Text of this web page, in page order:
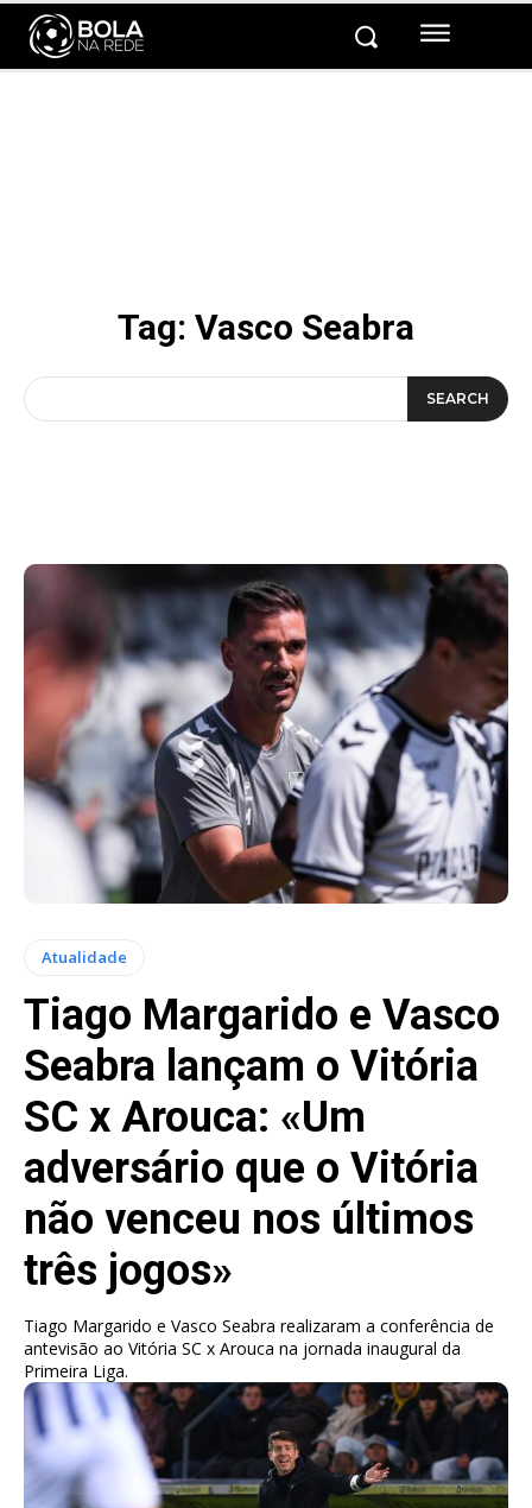
Tag: Vasco Seabra
SEARCH
Atualidade
Tiago Margarido e Vasco
Seabra lançam o Vitória
SC x Arouca: «Um
adversário que o Vitória
não venceu nos últimos
três jogos»
Tiago Margarido e Vasco Seabra realizaram a conferência de
antevisão ao Vitória SC x Arouca na jornada inaugural da
Primeira Liga.